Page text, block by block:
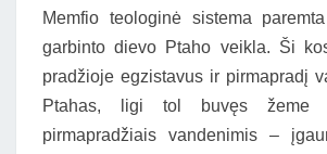
Memfio teologinė sistema
garbinto dievo Ptaho veikla. Ši
pradžioje egzistavus ir pirmapradį
Ptahas, ligi tol buvęs žeme
pirmapradžiais vandenimis –